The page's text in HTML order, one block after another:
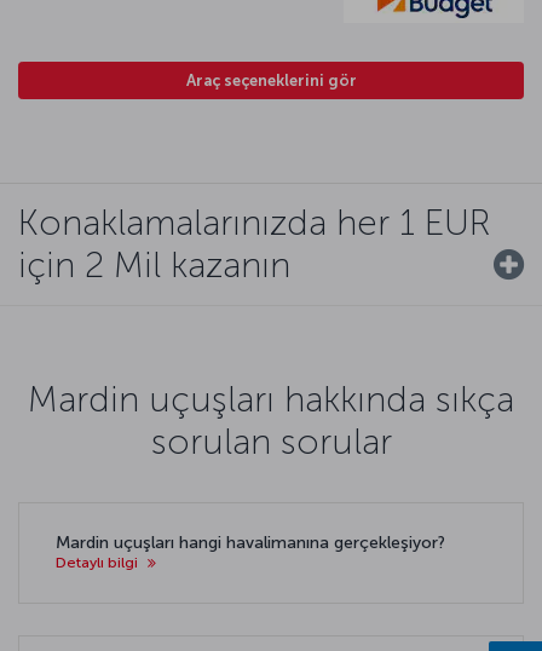
Araç seçeneklerini gör
Konaklamalarınızda her 1 EUR
için 2 Mil kazanın
Mardin uçuşları hakkında sıkça
sorulan sorular
Mardin uçuşları hangi havalimanına gerçekleşiyor?
Detaylı bilgi